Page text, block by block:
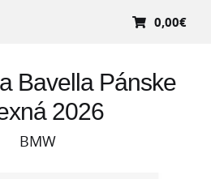
0,00€
Bavella Pánske
2026
BMW